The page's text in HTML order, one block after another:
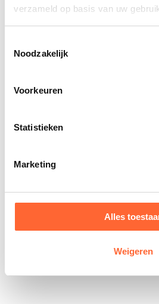
verzameld op basis van uw
Noodzakelijk
Voorkeuren
Statistieken
Marketing
Alles
Weigeren